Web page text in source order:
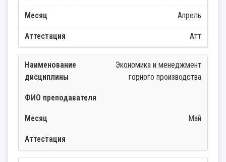
Апрель
Атт
Экономика и менеджмент
горного производства
Май